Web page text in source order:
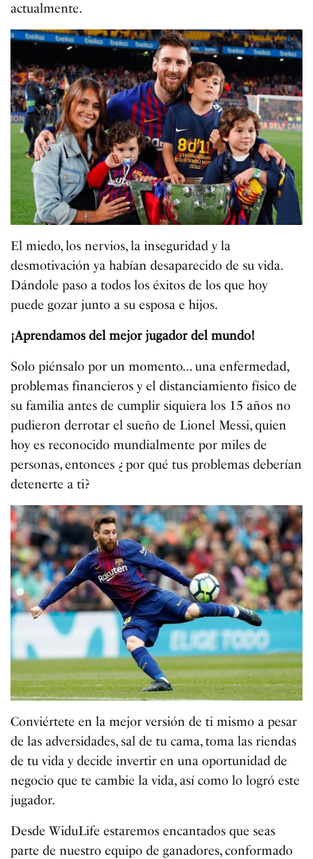
actualmente.
El miedo, los nervios, la inseguridad y la
desmotivación ya habían desaparecido de su vida.
Dándole paso a todos los éxitos de los que hoy
puede gozar junto a su esposa e hijos.
¡Aprendamos del mejor jugador del mundo!
Solo piénsalo por un momento… una enfermedad,
problemas financieros y el distanciamiento físico de
su familia antes de cumplir siquiera los 15 años no
pudieron derrotar el sueño de Lionel Messi, quien
hoy es reconocido mundialmente por miles de
personas, entonces ¿ por qué tus problemas deberían
detenerte a ti?
Conviértete en la mejor versión de ti mismo a pesar
de las adversidades, sal de tu cama, toma las riendas
de tu vida y decide invertir en una oportunidad de
negocio que te cambie la vida, así como lo logró este
jugador.
Desde WiduLife estaremos encantados que seas
parte de nuestro equipo de ganadores, conformado